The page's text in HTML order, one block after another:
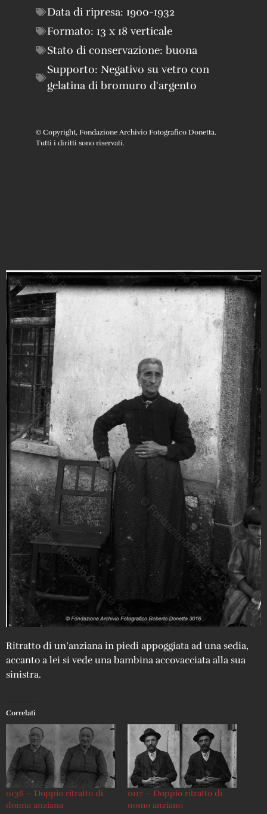
Ritratto di un’anziana in piedi appoggiata ad una sedia,
accanto a lei si vede una bambina accovacciata alla sua
sinistra.
Correlati
0136 – Doppio ritratto di
donna anziana
0117 – Doppio ritratto di
uomo anziano
Data di ripresa: 1900-1932
Formato: 13 x 18 verticale
Stato di conservazione: buona
Supporto: Negativo su vetro con
gelatina di bromuro d'argento
© Copyright, Fondazione Archivio Fotografico Donetta.
Tutti i diritti sono riservati.